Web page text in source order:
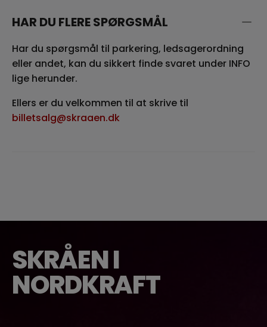
HAR DU FLERE SPØRGSMÅL
Har du spørgsmål til parkering, ledsagerordning
eller andet, kan du sikkert finde svaret under INFO
lige herunder.
Ellers er du velkommen til at skrive til
billetsalg@skraaen.dk
SKRÅEN I
NORDKRAFT